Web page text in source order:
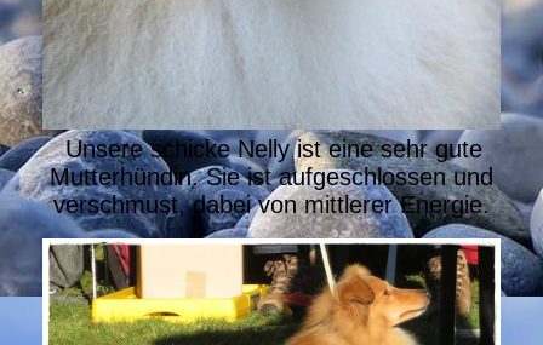
Unsere schicke Nelly ist eine sehr gute
Mutterhündin. Sie ist aufgeschlossen und
verschmust, dabei von mittlerer Energie.